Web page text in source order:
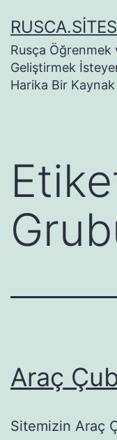
geç
Rusça Öğrenmek
Geliştirmek
Harika Bir Kaynak
Araç
Sitemizin Araç